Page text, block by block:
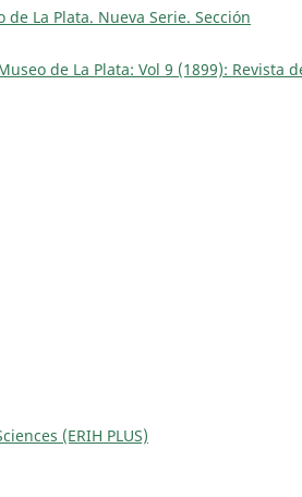
La Plata. Nueva Serie. Sección
de La Plata: Vol 9 (1899): Revista
(ERIH PLUS)